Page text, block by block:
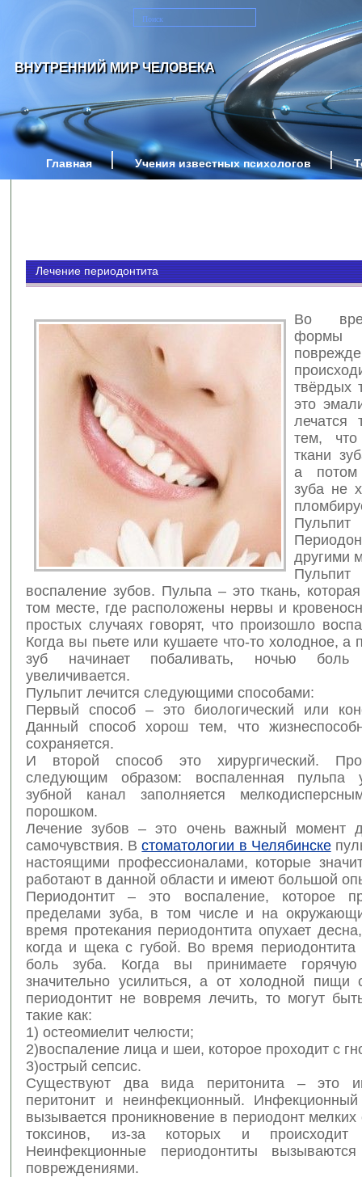
ВНУТРЕННИЙ МИР ЧЕЛОВЕКА
Главная Учения известных психологов
Лечение периодонтита
Во
твёрдых
это
лечатся
тем,
ткани
а потом
зуба не
другими
воспаление зубов. Пульпа – это ткань,
том месте, где расположены нервы и
простых случаях говорят, что произошло
Когда вы пьете или кушаете что-то холодное, а
зуб начинает побаливать, ночью боль
увеличивается.
Пульпит лечится следующими способами:
Первый способ – это биологический или
Данный способ хорош тем, что
сохраняется.
И второй способ это хирургический.
следующим образом: воспаленная пульпа
зубной канал заполняется
порошком.
Лечение зубов – это очень важный момент
самочувствия. Встоматологии в Челябинске
настоящими профессионалами, которые
работают в данной области и имеют большой
Периодонтит – это воспаление, которое
пределами зуба, в том числе и на
время протекания периодонтита опухает
когда и щека с губой. Во время периодонтита
боль зуба. Когда вы принимаете
значительно усилиться, а от холодной пищи
периодонтит не вовремя лечить, то могут
такие как:
1) остеомиелит челюсти;
2)воспаление лица и шеи, которое проходит с
3)острый сепсис.
Существуют два вида перитонита – это
перитонит и неинфекционный. Инфекционный
вызывается проникновение в периодонт
токсинов, из-за которых и происходит
Неинфекционные периодонтиты
повреждениями.